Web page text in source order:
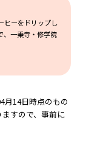
ヒーをドリップし
、一乗寺・修学院
月14日時点のもの
すので、事前に